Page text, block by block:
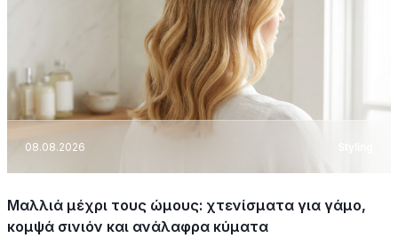
08.08.2026
Μαλλιά μέχρι τους ώμους: χτενίσματα για γάμο,
κομψά σινιόν και ανάλαφρα κύματα